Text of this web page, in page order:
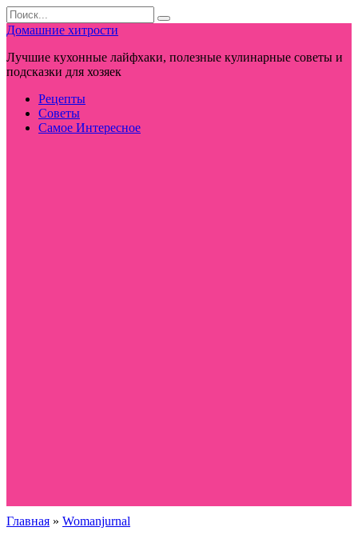
Перейти
к
контенту
Search
for:
Домашние хитрости
Лучшие кухонные лайфхаки, полезные кулинарные советы и
подсказки для хозяек
Рецепты
Советы
Самое Интересное
Главная » Womanjurnal